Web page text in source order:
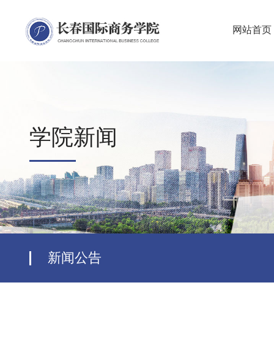
网站首页
学院新闻
新闻公告